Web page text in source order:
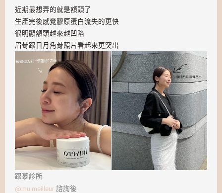
近期最想弄的就是額頭了
生產完後感覺膠原蛋白流失的更快
很明顯額頭越來越凹陷
眉骨跟日月角骨照片看起來更突出
跟慕診所
@mu.meilleur 諮詢後